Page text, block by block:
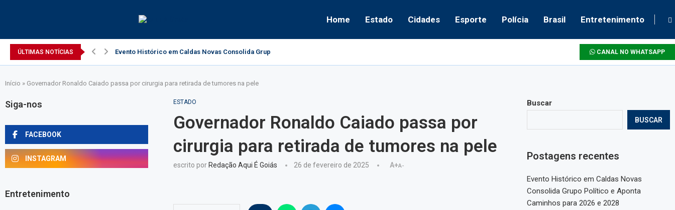
Home Estado Cidades Esporte Polícia Brasil Entretenimento
ÚLTIMAS NOTÍCIAS Evento Histórico em Caldas Novas Consolida Grupo Político e Aponta Caminhos... CANAL NO WHATSAPP
Início » Governador Ronaldo Caiado passa por cirurgia para retirada de tumores na pele
ESTADO
Governador Ronaldo Caiado passa por
cirurgia para retirada de tumores na pele
escrito por Redação Aqui É Goiás 26 de fevereiro de 2025 A+A-
Buscar
BUSCAR
Postagens recentes
Evento Histórico em Caldas Novas
Consolida Grupo Político e Aponta
Caminhos para 2026 e 2028
Siga-nos
FACEBOOK
INSTAGRAM
Entretenimento